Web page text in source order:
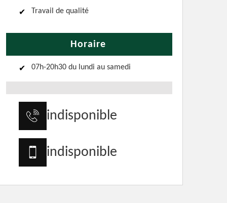
Travail de qualité
Horaire
07h-20h30 du lundi au samedi
indisponible
indisponible